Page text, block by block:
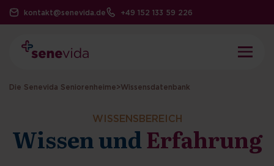
kontakt@senevida.de +49 152 133 59 226
Die Senevida Seniorenheime>Wissensdatenbank
WISSENSBEREICH
Wissen undErfahrung